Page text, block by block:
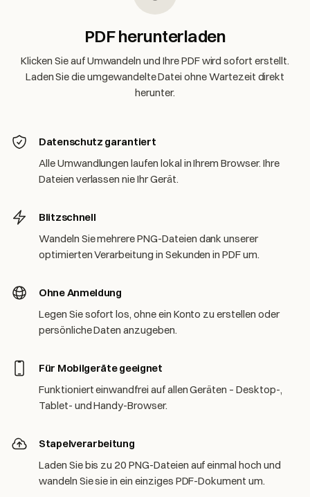
PDF herunterladen
Klicken Sie auf Umwandeln und Ihre PDF wird sofort erstellt.
Laden Sie die umgewandelte Datei ohne Wartezeit direkt
herunter.
Datenschutz garantiert
Alle Umwandlungen laufen lokal in Ihrem Browser. Ihre
Dateien verlassen nie Ihr Gerät.
Blitzschnell
Wandeln Sie mehrere PNG-Dateien dank unserer
optimierten Verarbeitung in Sekunden in PDF um.
Ohne Anmeldung
Legen Sie sofort los, ohne ein Konto zu erstellen oder
persönliche Daten anzugeben.
Für Mobilgeräte geeignet
Funktioniert einwandfrei auf allen Geräten – Desktop-,
Tablet- und Handy-Browser.
Stapelverarbeitung
Laden Sie bis zu 20 PNG-Dateien auf einmal hoch und
wandeln Sie sie in ein einziges PDF-Dokument um.